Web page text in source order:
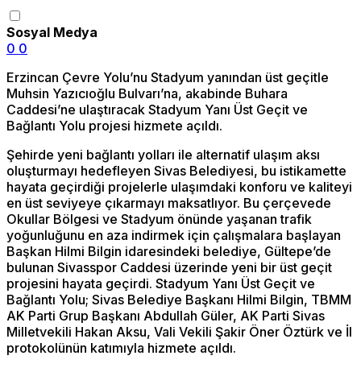
Sosyal Medya
0 0
Erzincan Çevre Yolu’nu Stadyum yanından üst geçitle
Muhsin Yazıcıoğlu Bulvarı’na, akabinde Buhara
Caddesi’ne ulaştıracak Stadyum Yanı Üst Geçit ve
Bağlantı Yolu projesi hizmete açıldı.
Şehirde yeni bağlantı yolları ile alternatif ulaşım aksı
oluşturmayı hedefleyen Sivas Belediyesi, bu istikamette
hayata geçirdiği projelerle ulaşımdaki konforu ve kaliteyi
en üst seviyeye çıkarmayı maksatlıyor. Bu çerçevede
Okullar Bölgesi ve Stadyum önünde yaşanan trafik
yoğunluğunu en aza indirmek için çalışmalara başlayan
Başkan Hilmi Bilgin idaresindeki belediye, Gültepe’de
bulunan Sivasspor Caddesi üzerinde yeni bir üst geçit
projesini hayata geçirdi. Stadyum Yanı Üst Geçit ve
Bağlantı Yolu; Sivas Belediye Başkanı Hilmi Bilgin, TBMM
AK Parti Grup Başkanı Abdullah Güler, AK Parti Sivas
Milletvekili Hakan Aksu, Vali Vekili Şakir Öner Öztürk ve İl
protokolünün katımıyla hizmete açıldı.